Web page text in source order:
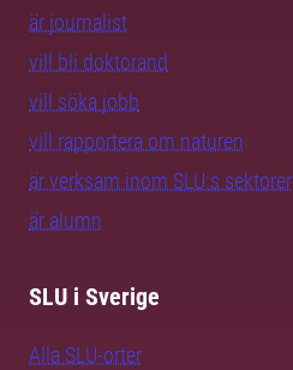
är journalist
vill bli doktorand
vill söka jobb
vill rapportera om naturen
är verksam inom SLU:s sektorer
är alumn
SLU i Sverige
Alla SLU-orter